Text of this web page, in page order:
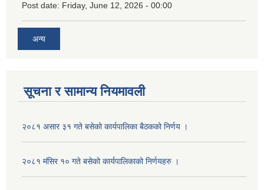
Post date: Friday, June 12, 2026 - 00:00
अन्य
सूचना र सामान्य नियमावली
२०८१ असार ३१ गते बसेको कार्यपालिका बैठकको निर्णय ।
२०८१ मंसिर १० गते बसेको कार्यपालिकाको निर्णयहरु ।